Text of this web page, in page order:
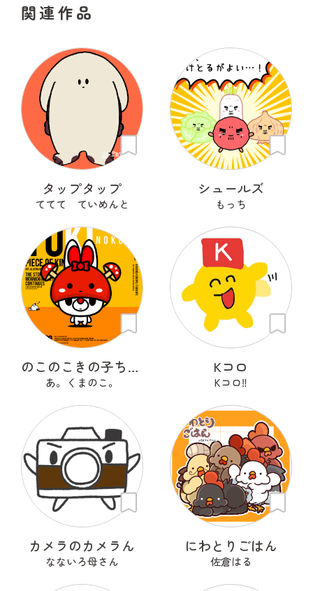
関連作品
タップタップ
ててて ていめんと
シュールズ
もっち
のこのこきの子ちゃん
あ。くまのこ。
Kコロ
Kコロ‼︎
カメラのカメラん
なないろ母さん
にわとりごはん
佐倉はる